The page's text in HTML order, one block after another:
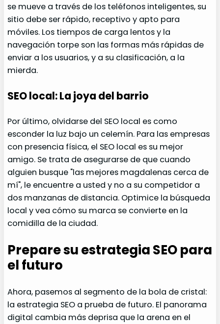
se mueve a través de los teléfonos inteligentes, su
sitio debe ser rápido, receptivo y apto para
móviles. Los tiempos de carga lentos y la
navegación torpe son las formas más rápidas de
enviar a los usuarios, y a su clasificación, a la
mierda.
SEO local: La joya del barrio
Por último, olvidarse del SEO local es como
esconder la luz bajo un celemín. Para las empresas
con presencia física, el SEO local es su mejor
amigo. Se trata de asegurarse de que cuando
alguien busque "las mejores magdalenas cerca de
mí", le encuentre a usted y no a su competidor a
dos manzanas de distancia. Optimice la búsqueda
local y vea cómo su marca se convierte en la
comidilla de la ciudad.
Prepare su estrategia SEO para
el futuro
Ahora, pasemos al segmento de la bola de cristal:
la estrategia SEO a prueba de futuro. El panorama
digital cambia más deprisa que la arena en el